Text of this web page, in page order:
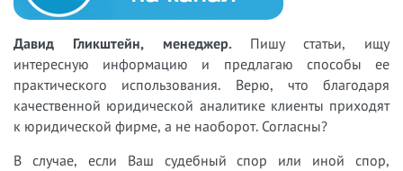
Давид Гликштейн, менеджер. Пишу статьи, ищу
интересную информацию и предлагаю способы ее
практического использования. Верю, что благодаря
качественной юридической аналитике клиенты приходят
к юридической фирме, а не наоборот. Согласны?
В случае, если Ваш судебный спор или иной спор,